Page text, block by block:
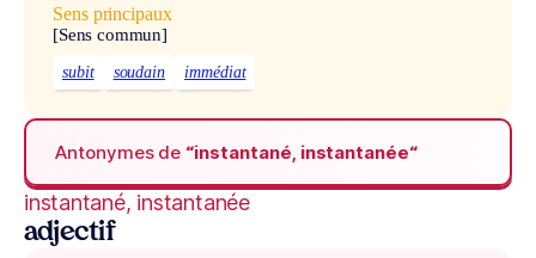
Sens principaux
[Sens commun]
subit soudain immédiat
Antonymes de “instantané, instantanée“
instantané, instantanée
adjectif